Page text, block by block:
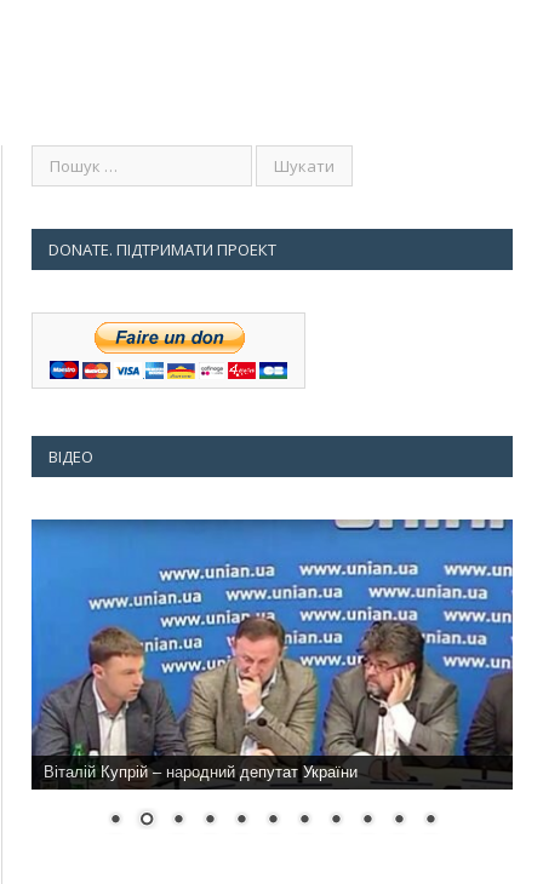
DONATE. ПІДТРИМАТИ ПРОЕКТ
ВІДЕО
Віталій Купрій – народний депутат України